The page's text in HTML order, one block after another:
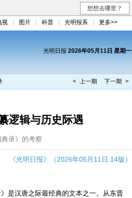
您想去哪里？
视 图片 科普 光明报系 更多>>
光明日报 2026年05月11日 星期一
< 上一期 下一期 >
逻辑与历史际遇
录》的考察
《光明日报》（2026年05月11日 14版）
汉唐之际最经典的文本之一。从东晋